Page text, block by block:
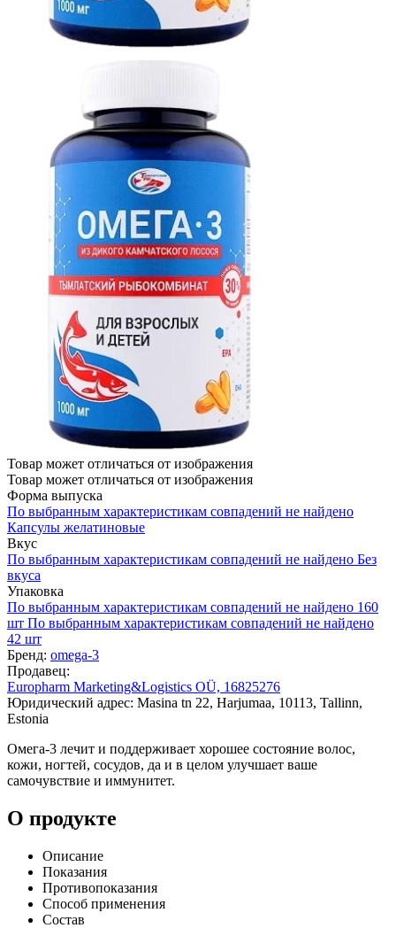
Товар может отличаться от изображения
Товар может отличаться от изображения
Форма выпуска
По выбранным характеристикам совпадений не найдено
Капсулы желатиновые
Вкус
По выбранным характеристикам совпадений не найдено Без
вкуса
Упаковка
По выбранным характеристикам совпадений не найдено 160
шт По выбранным характеристикам совпадений не найдено
42 шт
Бренд: omega-3
Продавец:
Europharm Marketing&Logistics OÜ, 16825276
Юридический адрес: Masina tn 22, Harjumaa, 10113, Tallinn,
Estonia
Омега-3 лечит и поддерживает хорошее состояние волос,
кожи, ногтей, сосудов, да и в целом улучшает ваше
самочувствие и иммунитет.
О продукте
Описание
Показания
Противопоказания
Способ применения
Состав